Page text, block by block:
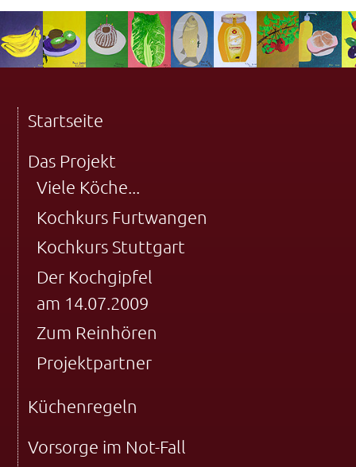
Startseite
Das Projekt
Viele Köche...
Kochkurs Furtwangen
Kochkurs Stuttgart
Der Kochgipfel
am 14.07.2009
Zum Reinhören
Projektpartner
Küchenregeln
Vorsorge im Not-Fall